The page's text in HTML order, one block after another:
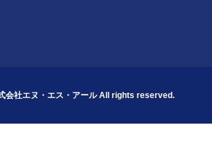
会社エヌ・エス・アールAll rights reserved.